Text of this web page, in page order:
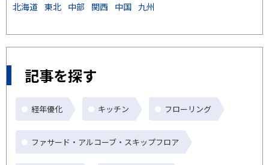
北海道 東北 中部 関西 中国 九州
記事を探す
経年優化 キッチン フローリング
ファサード・アルコーブ・スキップフロア